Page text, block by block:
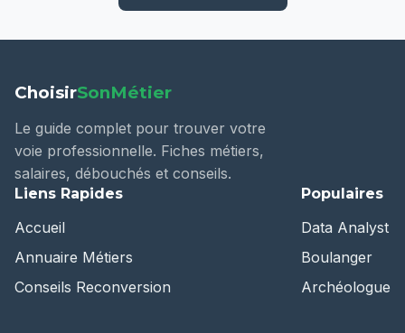
ChoisirSonMétier
Le guide complet pour trouver votre
voie professionnelle. Fiches métiers,
salaires, débouchés et conseils.
Liens Rapides
Accueil
Annuaire Métiers
Conseils Reconversion
Populaires
Data Analyst
Boulanger
Archéologue